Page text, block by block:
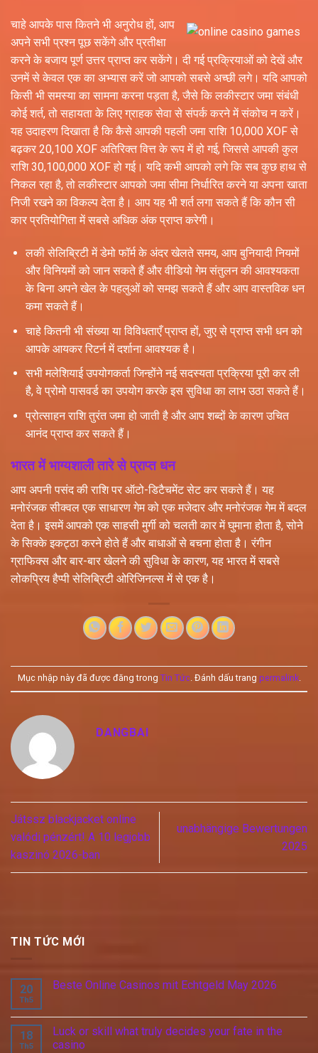
चाहे आपके पास कितने भी अनुरोध हों, आप
अपने सभी प्रश्न पूछ सकेंगे और प्रतीक्षा
करने के बजाय पूर्ण उत्तर प्राप्त कर सकेंगे। दी गई प्रक्रियाओं को देखें और
उनमें से केवल एक का अभ्यास करें जो आपको सबसे अच्छी लगे। यदि आपको
किसी भी समस्या का सामना करना पड़ता है, जैसे कि लकीस्टार जमा संबंधी
कोई शर्त, तो सहायता के लिए ग्राहक सेवा से संपर्क करने में संकोच न करें।
यह उदाहरण दिखाता है कि कैसे आपकी पहली जमा राशि 10,000 XOF से
बढ़कर 20,100 XOF अतिरिक्त वित्त के रूप में हो गई, जिससे आपकी कुल
राशि 30,100,000 XOF हो गई। यदि कभी आपको लगे कि सब कुछ हाथ से
निकल रहा है, तो लकीस्टार आपको जमा सीमा निर्धारित करने या अपना खाता
निजी रखने का विकल्प देता है। आप यह भी शर्त लगा सकते हैं कि कौन सी
कार प्रतियोगिता में सबसे अधिक अंक प्राप्त करेगी।
लकी सेलिब्रिटी में डेमो फॉर्म के अंदर खेलते समय, आप बुनियादी नियमों
और विनियमों को जान सकते हैं और वीडियो गेम संतुलन की आवश्यकता
के बिना अपने खेल के पहलुओं को समझ सकते हैं और आप वास्तविक धन
कमा सकते हैं।
चाहे कितनी भी संख्या या विविधताएँ प्राप्त हों, जुए से प्राप्त सभी धन को
आपके आयकर रिटर्न में दर्शाना आवश्यक है।
सभी मलेशियाई उपयोगकर्ता जिन्होंने नई सदस्यता प्रक्रिया पूरी कर ली
है, वे प्रोमो पासवर्ड का उपयोग करके इस सुविधा का लाभ उठा सकते हैं।
प्रोत्साहन राशि तुरंत जमा हो जाती है और आप शब्दों के कारण उचित
आनंद प्राप्त कर सकते हैं।
भारत में भाग्यशाली तारे से प्राप्त धन
आप अपनी पसंद की राशि पर ऑटो-डिटैचमेंट सेट कर सकते हैं। यह
मनोरंजक सीक्वल एक साधारण गेम को एक मजेदार और मनोरंजक गेम में बदल
देता है। इसमें आपको एक साहसी मुर्गी को चलती कार में घुमाना होता है, सोने
के सिक्के इकट्ठा करने होते हैं और बाधाओं से बचना होता है। रंगीन
ग्राफिक्स और बार-बार खेलने की सुविधा के कारण, यह भारत में सबसे
लोकप्रिय हैप्पी सेलिब्रिटी ओरिजिनल्स में से एक है।
Mục nhập này đã được đăng trong Tin Tức. Đánh dấu trang permalink.
DANGBAI
Játssz blackjacket online
valódi pénzért! A 10 legjobb
kaszinó 2026-ban
unabhängige Bewertungen
2025
TIN TỨC MỚI
20
Th5
Beste Online Casinos mit Echtgeld May 2026
18
Th5
Luck or skill what truly decides your fate in the
casino